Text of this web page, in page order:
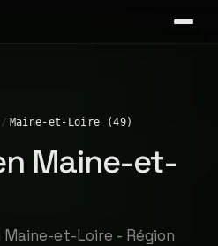
/ Maine-et-Loire (49)
Maine-et-
et-Loire - Région